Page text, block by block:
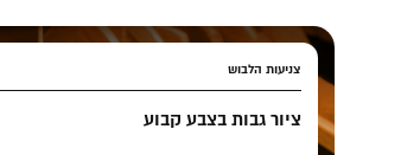
צניעות הלבוש
ציור גבות בצבע קבוע